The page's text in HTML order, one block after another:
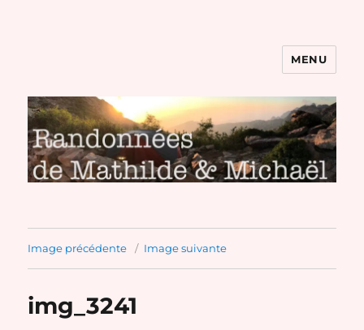
Randonnées de Mathilde et
Michaël
MENU
Image précédente Image suivante
img_3241